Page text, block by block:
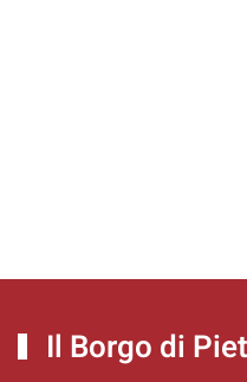
Il Borgo di